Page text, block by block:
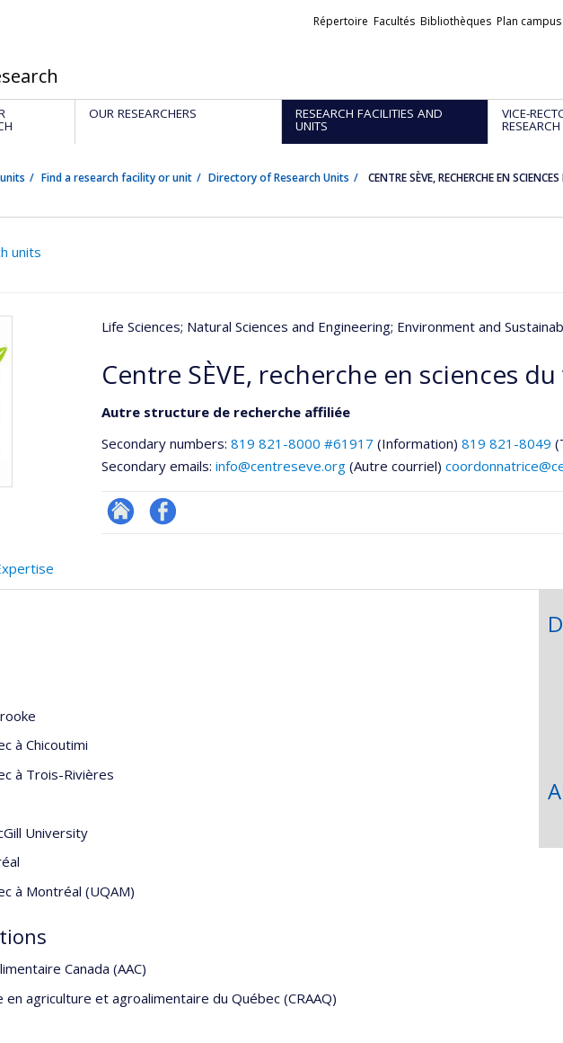
Liens
Répertoire Facultés Bibliothèques Plan campus
OUR RESEARCHERS RESEARCH FACILITIES AND
UNITS
VICE-
RESEARCH
Find a research facility or unit Directory of Research Units CENTRE SÈVE, RECHERCHE EN
units
Life Sciences; Natural Sciences and Engineering; Environment and
Centre SÈVE, recherche en sciences
Autre structure de recherche affiliée
Secondary numbers: 819 821-8000 #61917 (Information) 819 821-8049
Secondary emails: info@centreseve.org (Autre courriel)
Site
Profil
à Chicoutimi
à Trois-Rivières
University
à Montréal (UQAM)
Canada (AAC)
agriculture et agroalimentaire du Québec (CRAAQ)